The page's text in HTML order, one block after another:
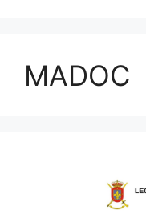
MADOC